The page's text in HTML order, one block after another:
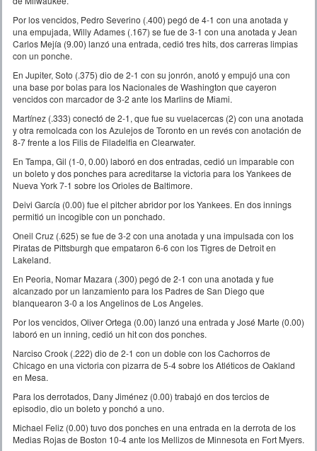
Por los vencidos, Pedro Severino (.400) pegó de 4-1 con una anotada y
una empujada, Willy Adames (.167) se fue de 3-1 con una anotada y Jean
Carlos Mejía (9.00) lanzó una entrada, cedió tres hits, dos carreras limpias
con un ponche.
En Jupiter, Soto (.375) dio de 2-1 con su jonrón, anotó y empujó una con
una base por bolas para los Nacionales de Washington que cayeron
vencidos con marcador de 3-2 ante los Marlins de Miami.
Martínez (.333) conectó de 2-1, que fue su vuelacercas (2) con una anotada
y otra remolcada con los Azulejos de Toronto en un revés con anotación de
8-7 frente a los Filis de Filadelfia en Clearwater.
En Tampa, Gil (1-0, 0.00) laboró en dos entradas, cedió un imparable con
un boleto y dos ponches para acreditarse la victoria para los Yankees de
Nueva York 7-1 sobre los Orioles de Baltimore.
Deivi García (0.00) fue el pitcher abridor por los Yankees. En dos innings
permitió un incogible con un ponchado.
Oneil Cruz (.625) se fue de 3-2 con una anotada y una impulsada con los
Piratas de Pittsburgh que empataron 6-6 con los Tigres de Detroit en
Lakeland.
En Peoria, Nomar Mazara (.300) pegó de 2-1 con una anotada y fue
alcanzado por un lanzamiento para los Padres de San Diego que
blanquearon 3-0 a los Angelinos de Los Angeles.
Por los vencidos, Oliver Ortega (0.00) lanzó una entrada y José Marte (0.00)
laboró en un inning, cedió un hit con dos ponches.
Narciso Crook (.222) dio de 2-1 con un doble con los Cachorros de
Chicago en una victoria con pizarra de 5-4 sobre los Atléticos de Oakland
en Mesa.
Para los derrotados, Dany Jiménez (0.00) trabajó en dos tercios de
episodio, dio un boleto y ponchó a uno.
Michael Feliz (0.00) tuvo dos ponches en una entrada en la derrota de los
Medias Rojas de Boston 10-4 ante los Mellizos de Minnesota en Fort Myers.